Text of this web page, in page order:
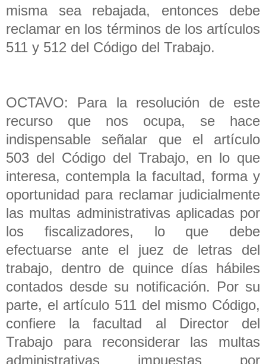
misma sea rebajada, entonces debe
reclamar en los términos de los artículos
511 y 512 del Código del Trabajo.
OCTAVO: Para la resolución de este
recurso que nos ocupa, se hace
indispensable señalar que el artículo
503 del Código del Trabajo, en lo que
interesa, contempla la facultad, forma y
oportunidad para reclamar judicialmente
las multas administrativas aplicadas por
los fiscalizadores, lo que debe
efectuarse ante el juez de letras del
trabajo, dentro de quince días hábiles
contados desde su notificación. Por su
parte, el artículo 511 del mismo Código,
confiere la facultad al Director del
Trabajo para reconsiderar las multas
administrativas impuestas por